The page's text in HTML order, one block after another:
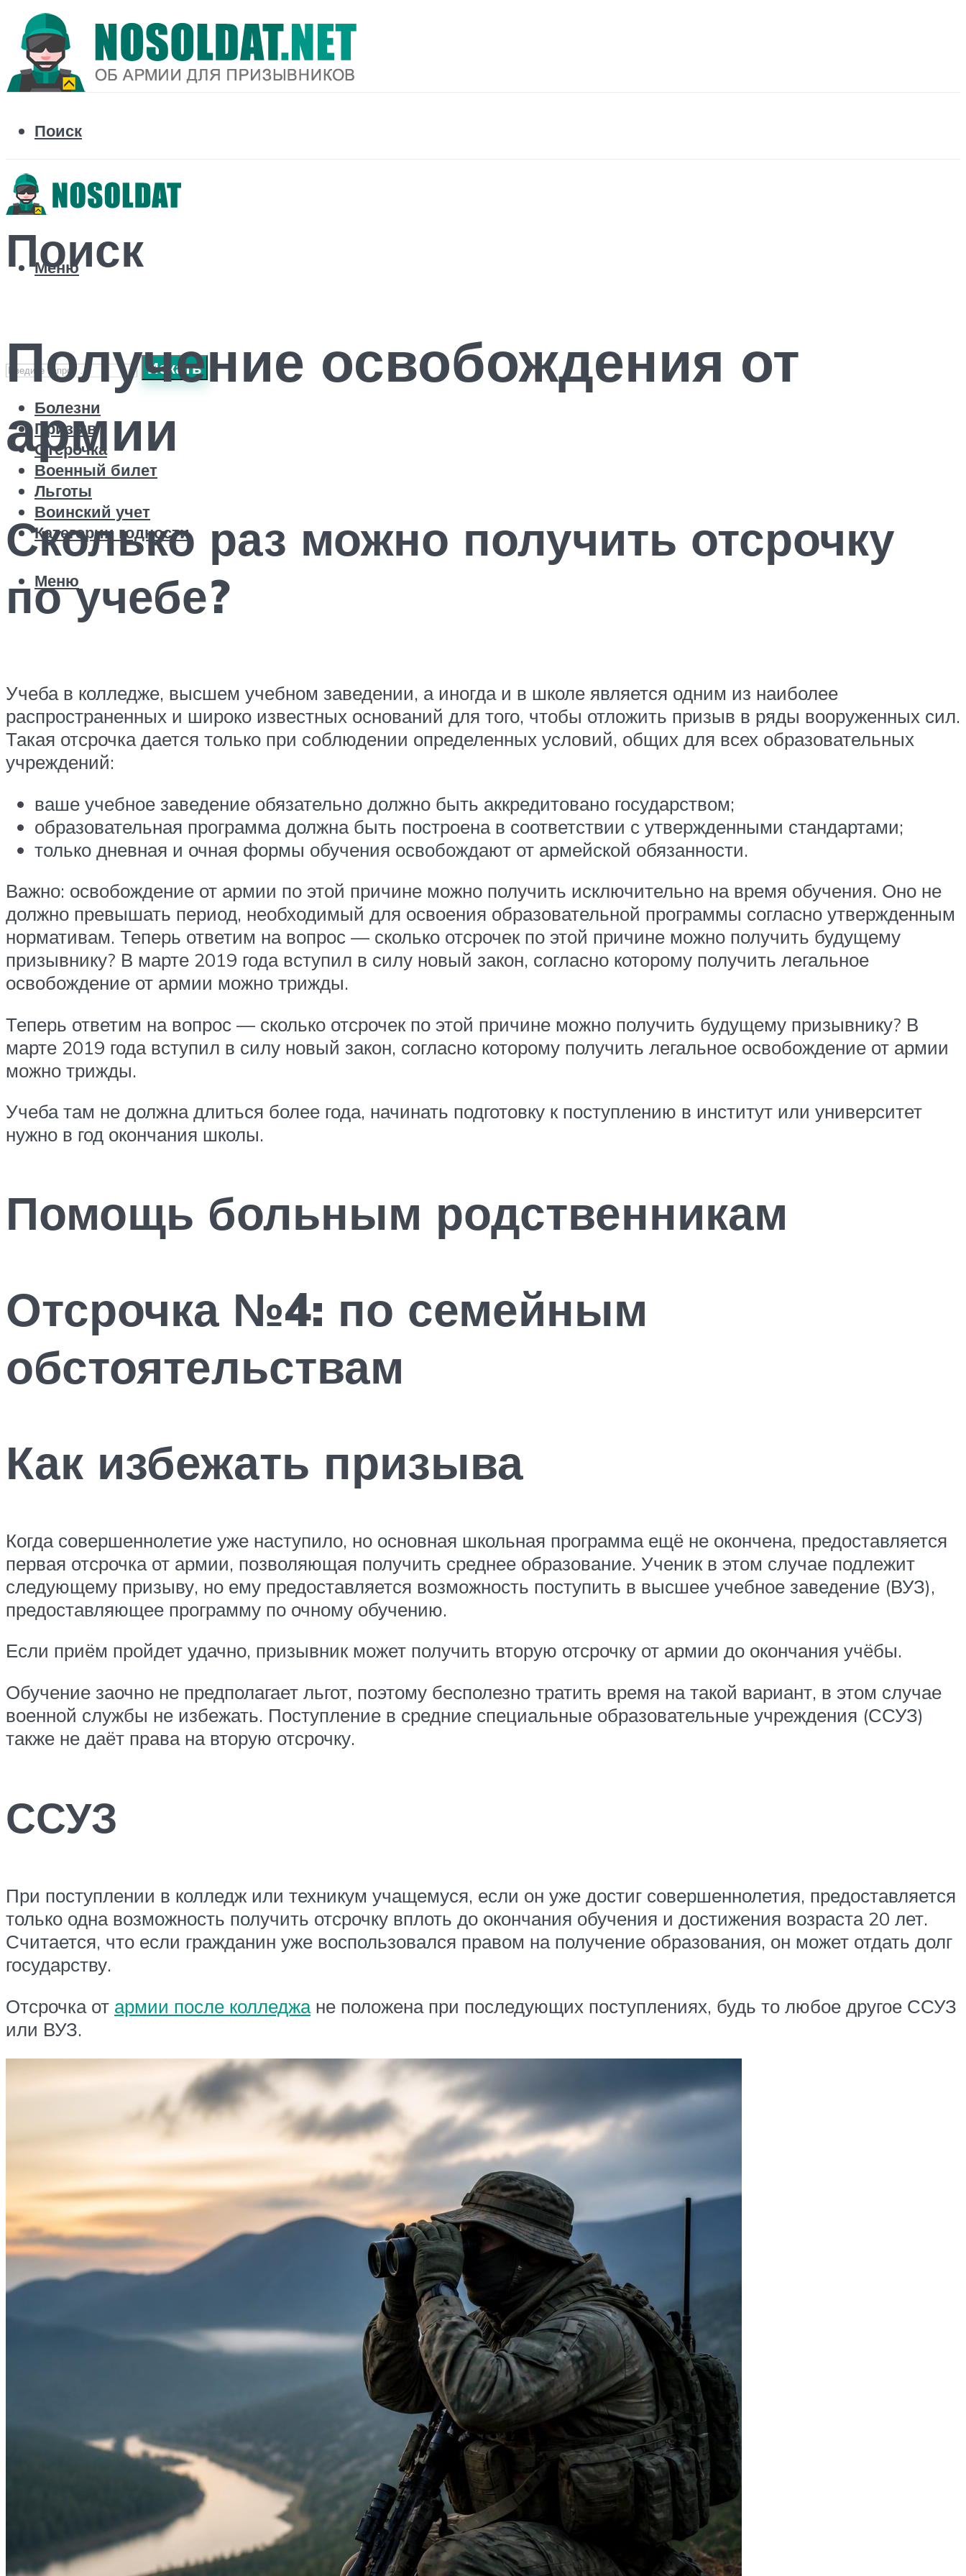
Поиск
Поиск
Искать
Болезни
Призыв
Отсрочка
Военный билет
Льготы
Воинский учет
Категории годности
Меню
Меню
Получение освобождения от
армии
Сколько раз можно получить отсрочку
по учебе?
Учеба в колледже, высшем учебном заведении, а иногда и в школе является одним из наиболее
распространенных и широко известных оснований для того, чтобы отложить призыв в ряды вооруженных сил.
Такая отсрочка дается только при соблюдении определенных условий, общих для всех образовательных
учреждений:
ваше учебное заведение обязательно должно быть аккредитовано государством;
образовательная программа должна быть построена в соответствии с утвержденными стандартами;
только дневная и очная формы обучения освобождают от армейской обязанности.
Важно: освобождение от армии по этой причине можно получить исключительно на время обучения. Оно не
должно превышать период, необходимый для освоения образовательной программы согласно утвержденным
нормативам. Теперь ответим на вопрос — сколько отсрочек по этой причине можно получить будущему
призывнику? В марте 2019 года вступил в силу новый закон, согласно которому получить легальное
освобождение от армии можно трижды.
Теперь ответим на вопрос — сколько отсрочек по этой причине можно получить будущему призывнику? В
марте 2019 года вступил в силу новый закон, согласно которому получить легальное освобождение от армии
можно трижды.
Учеба там не должна длиться более года, начинать подготовку к поступлению в институт или университет
нужно в год окончания школы.
Помощь больным родственникам
Отсрочка №4: по семейным
обстоятельствам
Как избежать призыва
Когда совершеннолетие уже наступило, но основная школьная программа ещё не окончена, предоставляется
первая отсрочка от армии, позволяющая получить среднее образование. Ученик в этом случае подлежит
следующему призыву, но ему предоставляется возможность поступить в высшее учебное заведение (ВУЗ),
предоставляющее программу по очному обучению.
Если приём пройдет удачно, призывник может получить вторую отсрочку от армии до окончания учёбы.
Обучение заочно не предполагает льгот, поэтому бесполезно тратить время на такой вариант, в этом случае
военной службы не избежать. Поступление в средние специальные образовательные учреждения (ССУЗ)
также не даёт права на вторую отсрочку.
ССУЗ
При поступлении в колледж или техникум учащемуся, если он уже достиг совершеннолетия, предоставляется
только одна возможность получить отсрочку вплоть до окончания обучения и достижения возраста 20 лет.
Считается, что если гражданин уже воспользовался правом на получение образования, он может отдать долг
государству.
Отсрочка от армии после колледжане положена при последующих поступлениях, будь то любое другое ССУЗ
или ВУЗ.